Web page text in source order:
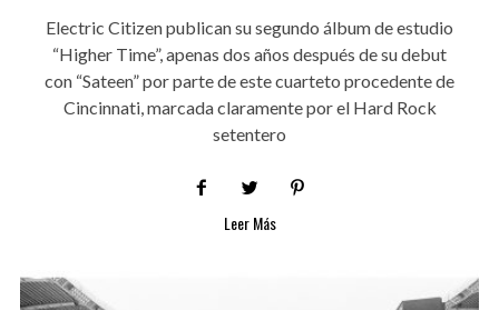
Electric Citizen publican su segundo álbum de estudio
“Higher Time”, apenas dos años después de su debut
con “Sateen” por parte de este cuarteto procedente de
Cincinnati, marcada claramente por el Hard Rock
setentero
Leer Más